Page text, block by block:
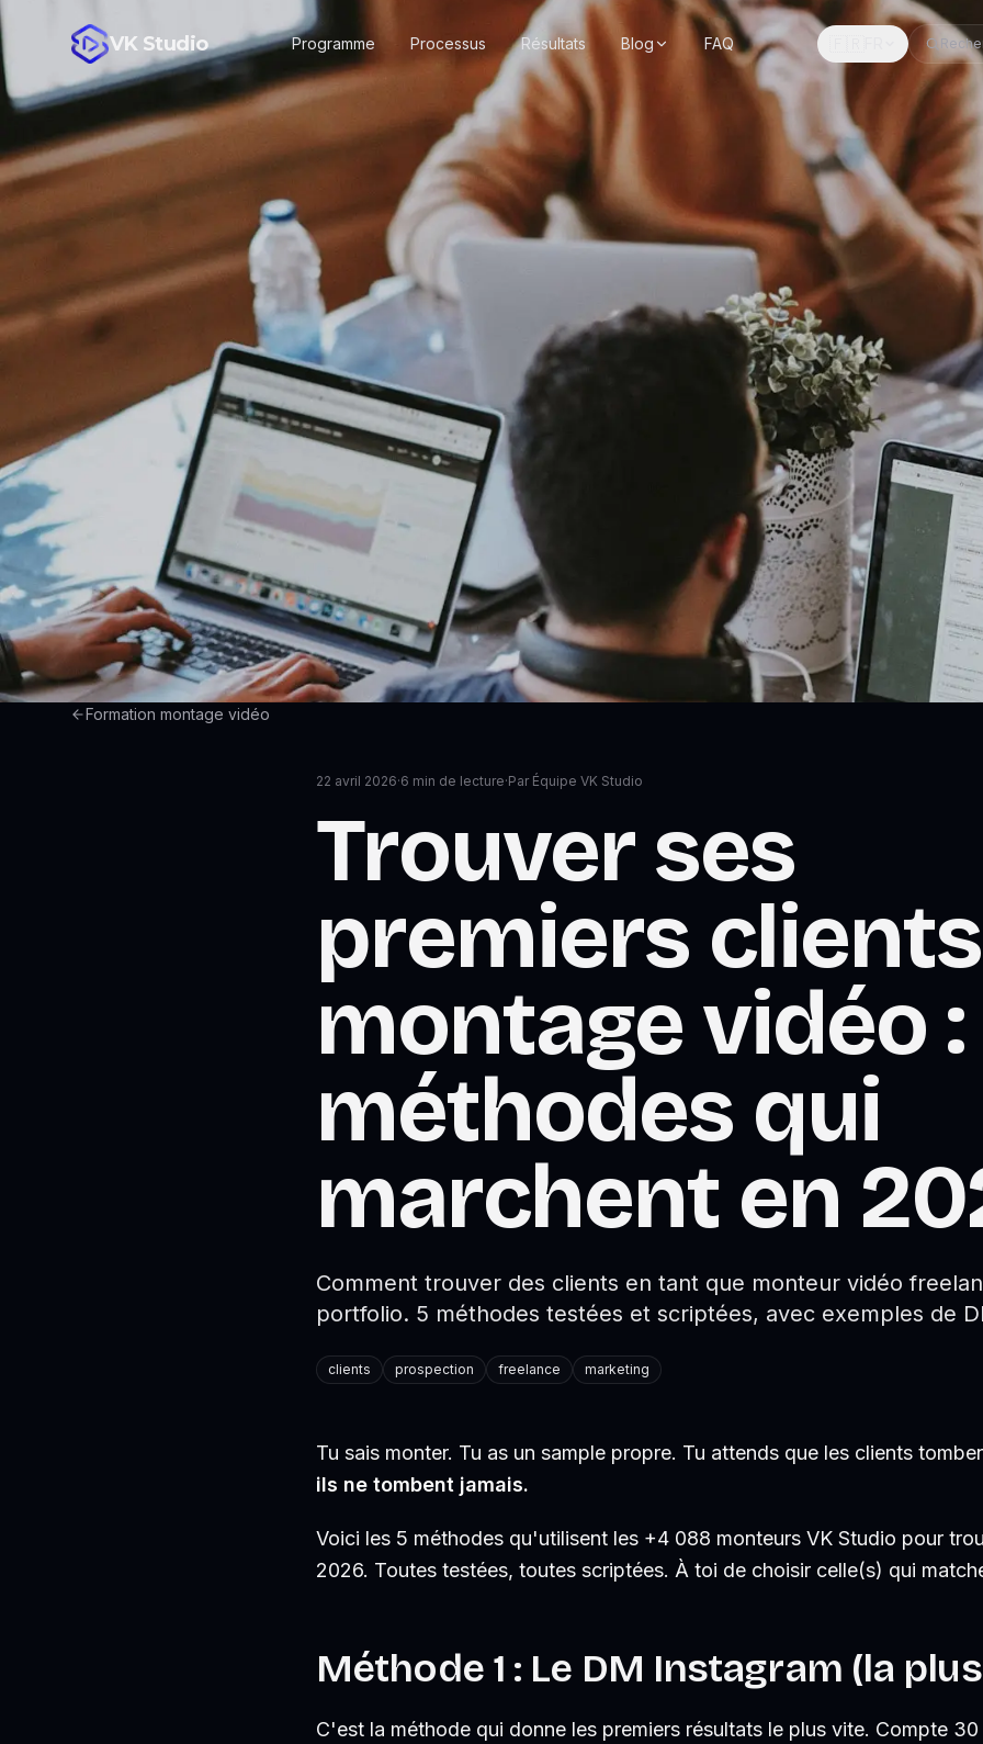
VK Studio Programme Processus Résultats Blog FAQ
Formation montage vidéo
22 avril 2026·6 min de lecture·Par Équipe VK Studio
Trouver ses
premiers
montage vidéo :
méthodes qui
marchent en
Comment trouver des clients en tant que monteur vidéo
portfolio. 5 méthodes testées et scriptées, avec exemples de
clients prospection freelance marketing
Tu sais monter. Tu as un sample propre. Tu attends que les clients
ils ne tombent jamais.
Voici les 5 méthodes qu'utilisent les +4 088 monteurs VK Studio pour
2026. Toutes testées, toutes scriptées. À toi de choisir celle(s) qui
Méthode 1 : Le DM Instagram (la
C'est la méthode qui donne les premiers résultats le plus vite. Compte